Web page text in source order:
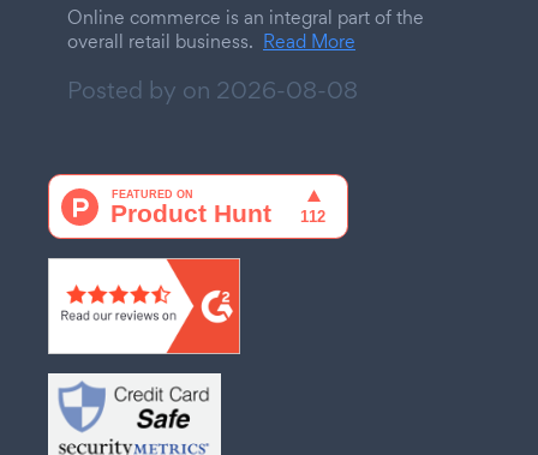
Online commerce is an integral part of the
overall retail business. Read More
Posted by on 2026-08-08